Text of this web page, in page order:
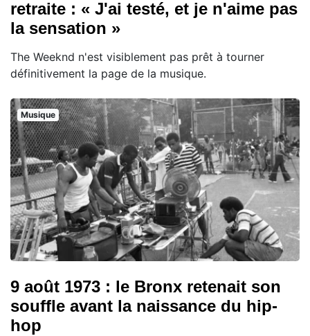
retraite : « J'ai testé, et je n'aime pas
la sensation »
The Weeknd n'est visiblement pas prêt à tourner
définitivement la page de la musique.
Musique
9 août 1973 : le Bronx retenait son
souffle avant la naissance du hip-
hop